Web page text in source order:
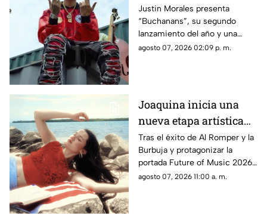
el corrido que sus fans
esperaban desde hace
dos años
Justin Morales presenta
“Buchanans”, su segundo
lanzamiento del año y una
composición de su autoría que
el artista compartió un primer
adelanto en redes sociales.
agosto 07, 2026 02:09 p. m.
Joaquina inicia una
nueva etapa artística
con 'Verano en la
Ciudad'
Tras el éxito de Al Romper y la
Burbuja y protagonizar la
portada Future of Music 2026,
de Rolling Stone en español, la
agosto 07, 2026 11:00 a. m.